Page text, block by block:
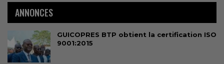
ANNONCES
GUICOPRES BTP obtient la certification ISO
9001:2015